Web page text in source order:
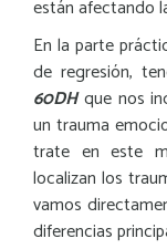
están afectando
En la parte
de regresión,
60DHque nos
un trauma
trate en este
localizan los
vamos
diferencias